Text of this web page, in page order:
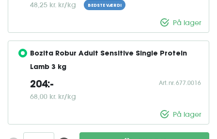
48,25 kr. kr/kg BEDSTE VÆRDI
På lager
Bozita Robur Adult Sensitive Single Protein
Lamb 3 kg
204:-
68,00 kr. kr/kg
Art. nr. 677.0016
På lager